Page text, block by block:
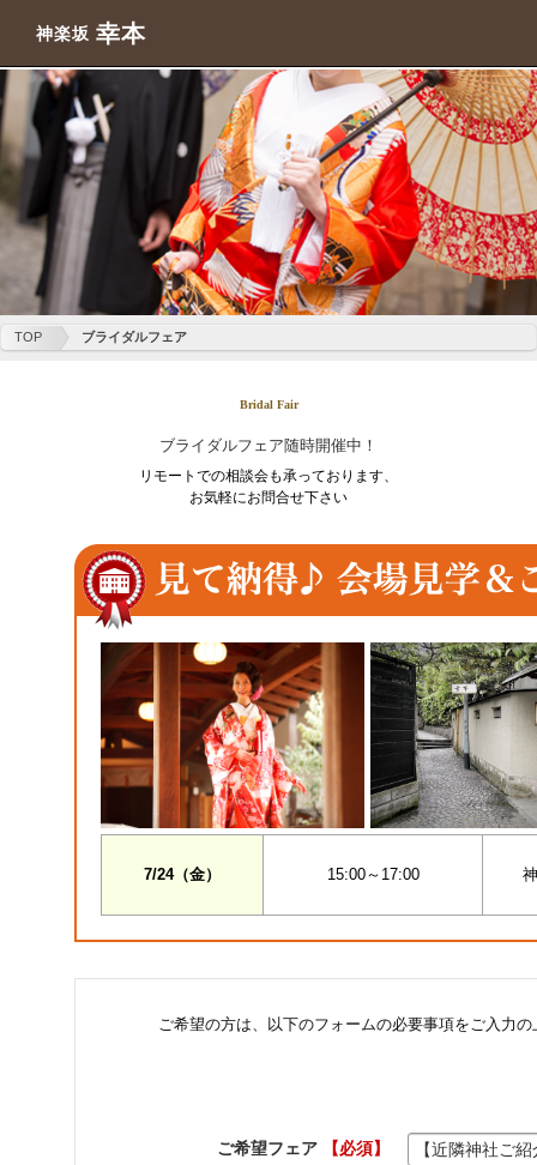
神楽坂 幸本
TOP ブライダルフェア
Bridal Fair
ブライダルフェア随時開催中！
リモートでの相談会も承っております、
お気軽にお問合せ下さい
7/24（金） 15:00～17:00